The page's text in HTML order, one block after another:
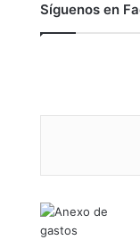
Síguenos en